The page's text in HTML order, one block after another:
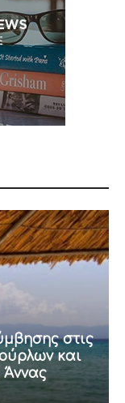
στις
και
Άννας